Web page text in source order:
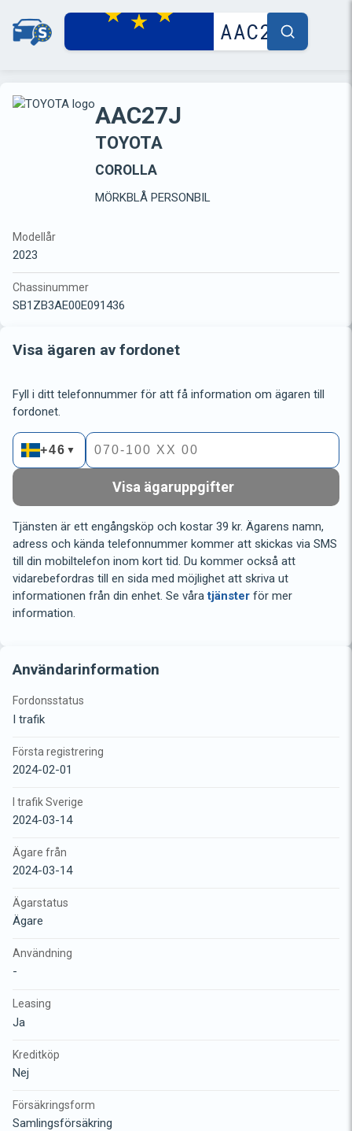
AAC27J
TOYOTA
COROLLA
MÖRKBLÅ PERSONBIL
Modellår
2023
Chassinummer
SB1ZB3AE00E091436
Visa ägaren av fordonet
Fyll i ditt telefonnummer för att få information om ägaren till
fordonet.
+46 ▼
Visa ägaruppgifter
Tjänsten är ett engångsköp och kostar 39 kr. Ägarens namn,
adress och kända telefonnummer kommer att skickas via SMS
till din mobiltelefon inom kort tid. Du kommer också att
vidarebefordras till en sida med möjlighet att skriva ut
informationen från din enhet. Se våratjänster för mer
information.
Användarinformation
Fordonsstatus
I trafik
Första registrering
2024-02-01
I trafik Sverige
2024-03-14
Ägare från
2024-03-14
Ägarstatus
Ägare
Användning
-
Leasing
Ja
Kreditköp
Nej
Försäkringsform
Samlingsförsäkring